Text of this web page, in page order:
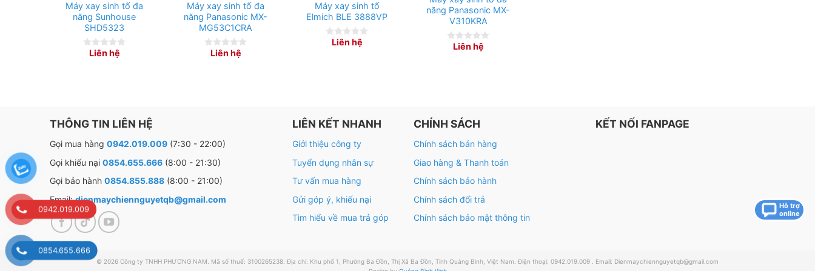
Máy xay sinh tố đa
năng Sunhouse
SHD5323
Liên hệ
Máy xay sinh tố đa
năng Panasonic MX-
MG53C1CRA
Liên hệ
Máy xay sinh tố
Elmich BLE 3888VP
Liên hệ
năng Panasonic MX-
V310KRA
Liên hệ
THÔNG TIN LIÊN HỆ
Gọi mua hàng 0942.019.009 (7:30 - 22:00)
Gọi khiếu nại 0854.655.666 (8:00 - 21:30)
Gọi bảo hành 0854.855.888 (8:00 - 21:00)
Email:dienmaychiennguyetqb@gmail.com
LIÊN KẾT NHANH
Giới thiệu công ty
Tuyển dụng nhân sự
Tư vấn mua hàng
Gửi góp ý, khiếu nại
Tìm hiểu về mua trả góp
CHÍNH SÁCH
Chính sách bán hàng
Giao hàng & Thanh toán
Chính sách bảo hành
Chính sách đổi trả
Chính sách bảo mật thông tin
KẾT NỐI FANPAGE
© 2026 Công ty TNHH PHƯƠNG NAM. Mã số thuế: 3100265238. Địa chỉ: Khu phố 1, Phường Ba Đồn, Thị Xã Ba Đồn, Tỉnh Quảng Bình, Việt Nam. Điện thoại: 0942.019.009 . Email: Dienmaychiennguyetqb@gmail.com
0942.019.009
0854.655.666
Hỗ trợ
online